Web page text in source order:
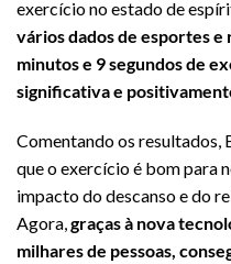
exercício no estado de
vários dados de esportes e
minutos e 9 segundos de
significativa e
Comentando os resultados,
que o exercício é bom para
impacto do descanso e do
Agora,graças à nova
milhares de pessoas,